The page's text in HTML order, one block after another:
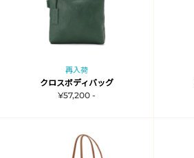
再入荷
クロスボディバッグ
¥57,200 -